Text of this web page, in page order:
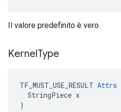
Il valore predefinito è vero.
KernelType
TF_MUST_USE_RESULT Attrs
  StringPiece x
)